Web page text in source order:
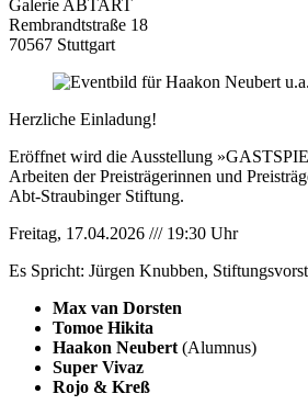
Galerie ABTART
Rembrandtstraße 18
70567 Stuttgart
Herzliche Einladung!
Eröffnet wird die Ausstellung
Arbeiten der Preisträgerinnen und
Abt-Straubinger Stiftung.
Freitag, 17.04.2026 /// 19:30 Uhr
Es Spricht: Jürgen Knubben,
Max van Dorsten
Tomoe Hikita
Haakon Neubert (Alumnus)
Super Vivaz
Rojo & Kreß